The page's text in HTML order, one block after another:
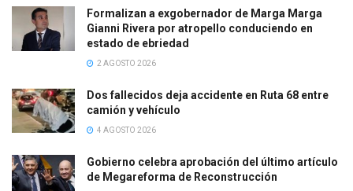
Formalizan a exgobernador de Marga Marga
Gianni Rivera por atropello conduciendo en
estado de ebriedad
2 AGOSTO 2026
Dos fallecidos deja accidente en Ruta 68 entre
camión y vehículo
4 AGOSTO 2026
Gobierno celebra aprobación del último artículo
de Megareforma de Reconstrucción